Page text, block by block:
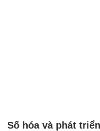
Số hóa và phát